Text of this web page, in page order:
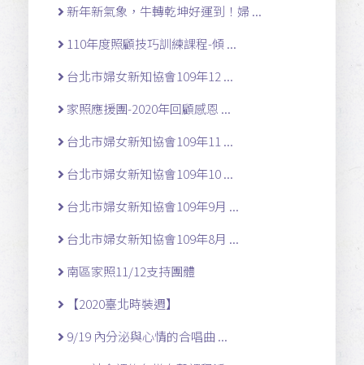
新年新氣象，牛轉乾坤好運到！婦 ...
110年度照顧技巧訓練課程-傾 ...
台北市婦女新知協會109年12 ...
家照應援團-2020年回顧感恩 ...
台北市婦女新知協會109年11 ...
台北市婦女新知協會109年10 ...
台北市婦女新知協會109年9月 ...
台北市婦女新知協會109年8月 ...
南區家照11/12支持團體
【2020臺北時裝週】
9/19 內分泌與心情的合唱曲 ...